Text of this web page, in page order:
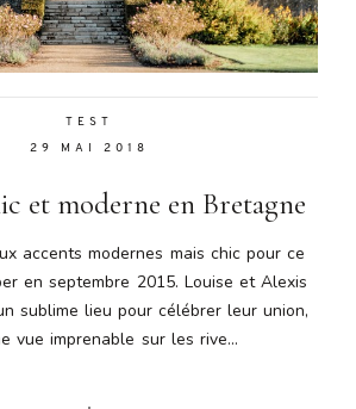
TEST
29 MAI 2018
et moderne en Bretagne
accents modernes mais chic pour ce
en septembre 2015. Louise et Alexis
sublime lieu pour célébrer leur union,
vue imprenable sur les rive...